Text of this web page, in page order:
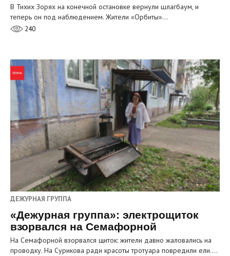
В Тихих Зорях на конечной остановке вернули шлагбаум, и
теперь он под наблюдением. Жители «Орбиты»…
240
ДЕЖУРНАЯ ГРУППА
«Дежурная группа»: электрощиток
взорвался на Семафорной
На Семафорной взорвался щиток: жители давно жаловались на
проводку. На Сурикова ради красоты тротуара повредили ели.…